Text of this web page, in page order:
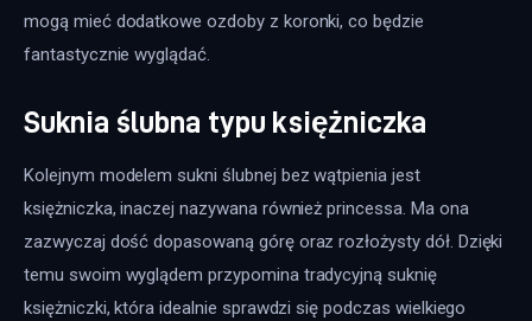
mogą mieć dodatkowe ozdoby z koronki, co będzie
fantastycznie wyglądać.
Suknia ślubna typu księżniczka
Kolejnym modelem sukni ślubnej bez wątpienia jest
księżniczka, inaczej nazywana również princessa. Ma ona
zazwyczaj dość dopasowaną górę oraz rozłożysty dół. Dzięki
temu swoim wyglądem przypomina tradycyjną suknię
księżniczki, która idealnie sprawdzi się podczas wielkiego